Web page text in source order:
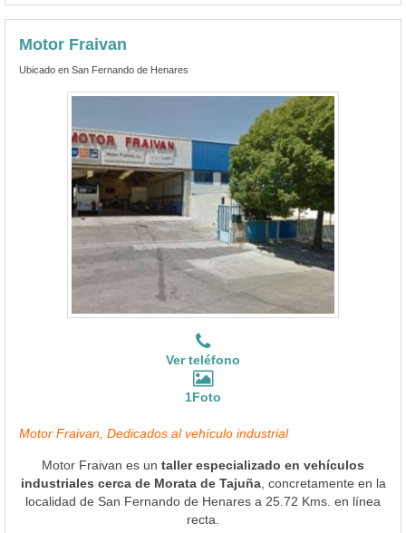
Motor Fraivan
Ubicado en San Fernando de Henares
Ver teléfono
1Foto
Motor Fraivan, Dedicados al vehículo industrial
Motor Fraivan es un taller especializado en vehículos
industriales cerca de Morata de Tajuña, concretamente en la
localidad de San Fernando de Henares a 25.72 Kms. en línea
recta.